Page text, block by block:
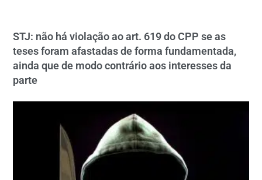
STJ: não há violação ao art. 619 do CPP se as
teses foram afastadas de forma fundamentada,
ainda que de modo contrário aos interesses da
parte